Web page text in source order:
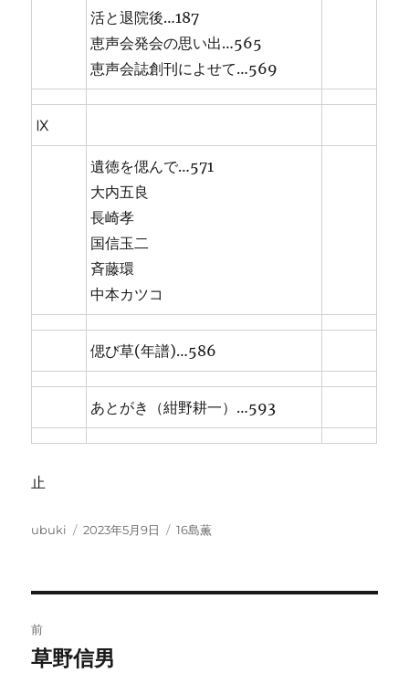
活と退院後…187
恵声会発会の思い出…565
恵声会誌創刊によせて…569
Ⅸ
遺徳を偲んで…571
大内五良
長崎孝
国信玉二
斉藤環
中本カツコ
偲び草(年譜)…586
あとがき（紺野耕一）…593
止
投
ubuki
投
2023年5月9日
カ
16島薫
稿
前
前
草野信男